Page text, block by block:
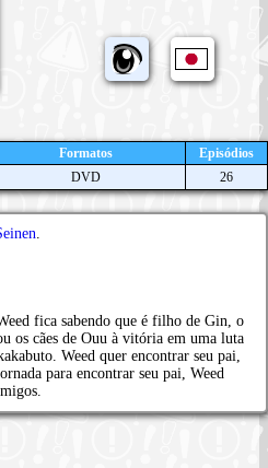
Formatos
Episódios
DVD 26
fica sabendo que é filho de Gin, o
os cães de Ouu à vitória em uma luta
Weed quer encontrar seu pai,
para encontrar seu pai, Weed